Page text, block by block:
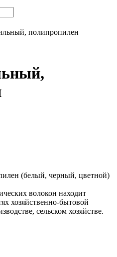
полипропилен
(белый, черный, цветной)
волокон находит
хозяйственно-бытовой
сельском хозяйстве.